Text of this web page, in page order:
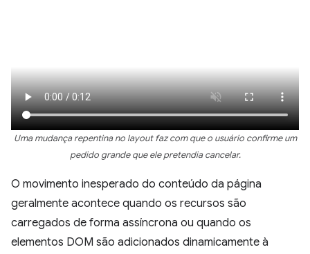
Uma mudança repentina no layout faz com que o usuário confirme um
pedido grande que ele pretendia cancelar.
O movimento inesperado do conteúdo da página
geralmente acontece quando os recursos são
carregados de forma assíncrona ou quando os
elementos DOM são adicionados dinamicamente à